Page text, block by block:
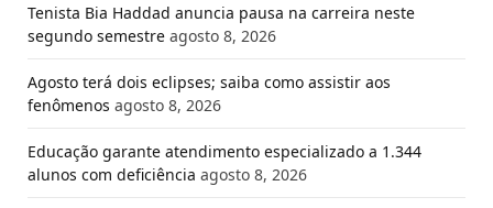
Tenista Bia Haddad anuncia pausa na carreira neste
segundo semestre agosto 8, 2026
Agosto terá dois eclipses; saiba como assistir aos
fenômenos agosto 8, 2026
Educação garante atendimento especializado a 1.344
alunos com deficiência agosto 8, 2026